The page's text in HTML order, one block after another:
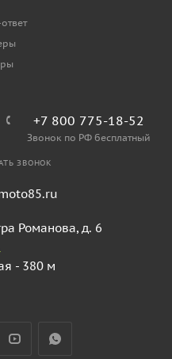
+7 800 775-18-52
Звонок по РФ бесплатный
ЗВОНОК
Романова, д. 6
- 380 м